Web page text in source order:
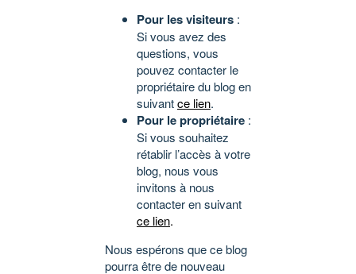
Pour les visiteurs :
Si vous avez des
questions, vous
pouvez contacter le
propriétaire du blog en
suivantce lien.
Pour le propriétaire :
Si vous souhaitez
rétablir l’accès à votre
blog, nous vous
invitons à nous
contacter en suivant
ce lien.
Nous espérons que ce blog
pourra être de nouveau